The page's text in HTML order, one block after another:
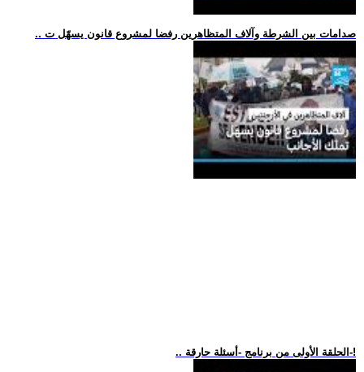
.. صدامات بين الشرطة وآلاف المتظاهرين رفضا لمشروع قانون يسهّل ت
.. الحلقة الأولى من برنامج -أسئلة حارقة-!